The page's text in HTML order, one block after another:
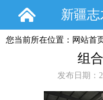
新疆
您当前所在位置： 网站首
组
发布日期：